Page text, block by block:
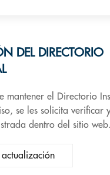
DEL DIRECTORIO
mantener el Directorio
se les solicita verificar
dentro del sitio web.